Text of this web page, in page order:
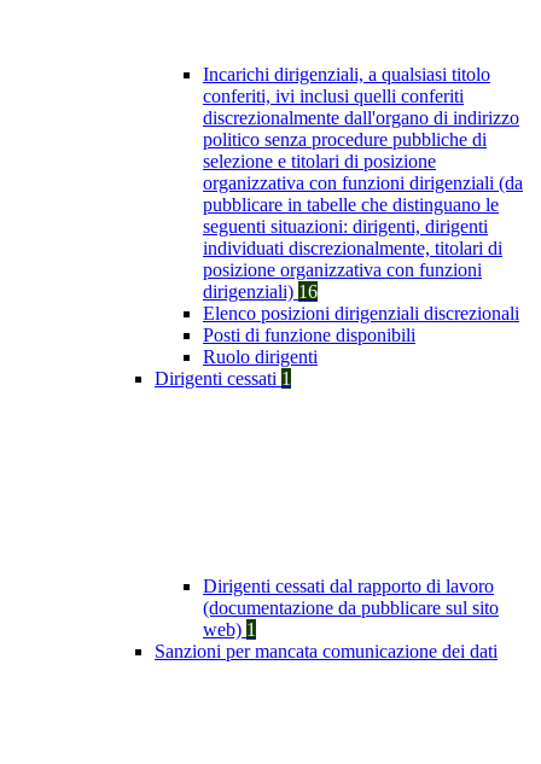
Incarichi dirigenziali, a qualsiasi titolo
conferiti, ivi inclusi quelli conferiti
discrezionalmente dall'organo di indirizzo
politico senza procedure pubbliche di
selezione e titolari di posizione
organizzativa con funzioni dirigenziali (da
pubblicare in tabelle che distinguano le
seguenti situazioni: dirigenti, dirigenti
individuati discrezionalmente, titolari di
posizione organizzativa con funzioni
dirigenziali) 16
Elenco posizioni dirigenziali discrezionali
Posti di funzione disponibili
Ruolo dirigenti
Dirigenti cessati 1
Dirigenti cessati dal rapporto di lavoro
(documentazione da pubblicare sul sito
web) 1
Sanzioni per mancata comunicazione dei dati